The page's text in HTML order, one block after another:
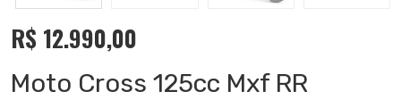
R$ 12.990,00
Moto Cross 125cc Mxf RR